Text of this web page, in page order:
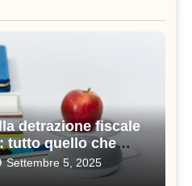
detrazione fiscale
tutto quello che
Settembre 5, 2025